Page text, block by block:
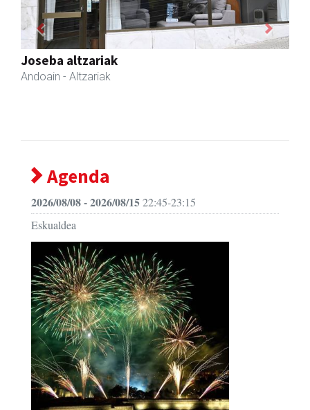
Xixori belar-denda
Andoain
Previous Next
Agenda
2026/08/08 - 2026/08/1522:45-23:15
Eskualdea